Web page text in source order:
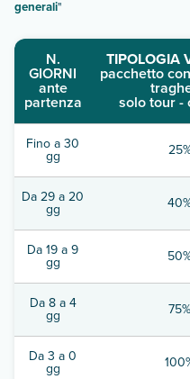
generali"
N.
GIORNI
ante
partenza
TIPOLOGIA
pacchetto
solo tour -
Fino a 30
gg
Da 29 a 20
gg
Da 19 a 9
gg
Da 8 a 4
gg 75%
Da 3 a 0
gg